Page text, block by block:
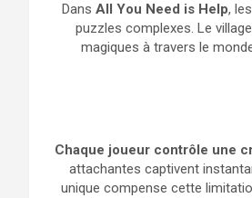
Dans All You Need is Help,
puzzles complexes. Le
magiques à travers le
Chaque joueur contrôle une
attachantes captivent
unique compense cette